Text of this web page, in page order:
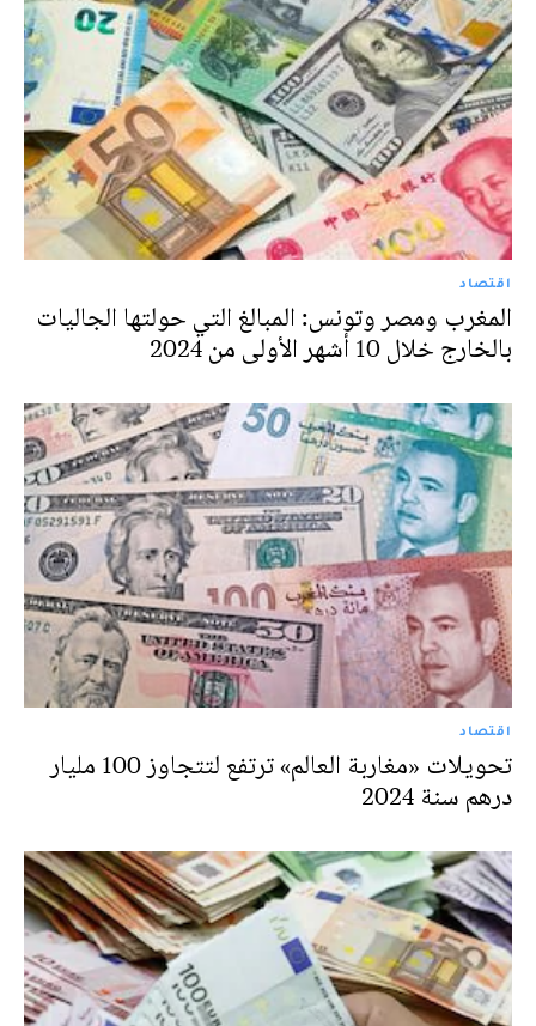
اقتصاد
المغرب ومصر وتونس: المبالغ التي حولتها الجاليات
بالخارج خلال 10 أشهر الأولى من 2024
اقتصاد
تحويلات «مغاربة العالم» ترتفع لتتجاوز 100 مليار
درهم سنة 2024